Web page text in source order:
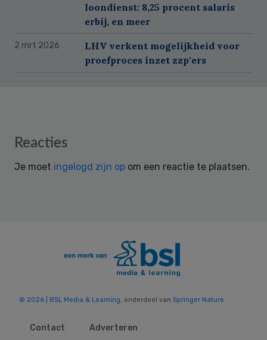
loondienst: 8,25 procent salaris
erbij, en meer
2 mrt 2026
LHV verkent mogelijkheid voor
proefproces inzet zzp'ers
Reader
Reacties
Je moet ingelogd zijn op om een reactie te plaatsen.
© 2026 | BSL Media & Learning, onderdeel van Springer Nature
Contact Adverteren